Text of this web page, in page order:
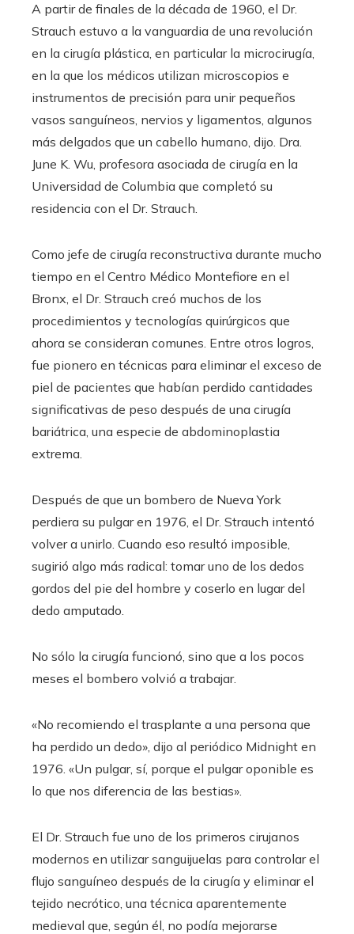
A partir de finales de la década de 1960, el Dr.
Strauch estuvo a la vanguardia de una revolución
en la cirugía plástica, en particular la microcirugía,
en la que los médicos utilizan microscopios e
instrumentos de precisión para unir pequeños
vasos sanguíneos, nervios y ligamentos, algunos
más delgados que un cabello humano, dijo. Dra.
June K. Wu, profesora asociada de cirugía en la
Universidad de Columbia que completó su
residencia con el Dr. Strauch.
Como jefe de cirugía reconstructiva durante mucho
tiempo en el Centro Médico Montefiore en el
Bronx, el Dr. Strauch creó muchos de los
procedimientos y tecnologías quirúrgicos que
ahora se consideran comunes. Entre otros logros,
fue pionero en técnicas para eliminar el exceso de
piel de pacientes que habían perdido cantidades
significativas de peso después de una cirugía
bariátrica, una especie de abdominoplastia
extrema.
Después de que un bombero de Nueva York
perdiera su pulgar en 1976, el Dr. Strauch intentó
volver a unirlo. Cuando eso resultó imposible,
sugirió algo más radical: tomar uno de los dedos
gordos del pie del hombre y coserlo en lugar del
dedo amputado.
No sólo la cirugía funcionó, sino que a los pocos
meses el bombero volvió a trabajar.
«No recomiendo el trasplante a una persona que
ha perdido un dedo», dijo al periódico Midnight en
1976. «Un pulgar, sí, porque el pulgar oponible es
lo que nos diferencia de las bestias».
El Dr. Strauch fue uno de los primeros cirujanos
modernos en utilizar sanguijuelas para controlar el
flujo sanguíneo después de la cirugía y eliminar el
tejido necrótico, una técnica aparentemente
medieval que, según él, no podía mejorarse